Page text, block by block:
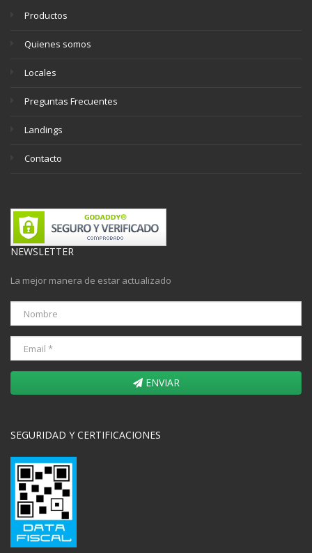
Productos
Quienes somos
Locales
Preguntas Frecuentes
Landings
Contacto
NEWSLETTER
La mejor manera de estar actualizado
ENVIAR
SEGURIDAD Y CERTIFICACIONES